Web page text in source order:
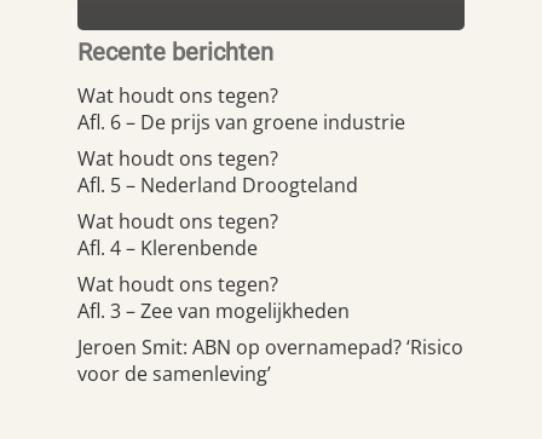
Recente berichten
Wat houdt ons tegen?
Afl. 6 – De prijs van groene industrie
Wat houdt ons tegen?
Afl. 5 – Nederland Droogteland
Wat houdt ons tegen?
Afl. 4 – Klerenbende
Wat houdt ons tegen?
Afl. 3 – Zee van mogelijkheden
Jeroen Smit: ABN op overnamepad? ‘Risico
voor de samenleving’